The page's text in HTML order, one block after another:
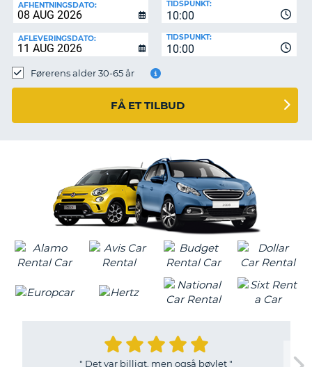
AFHENTNINGSDATO:
10:00
TIDSPUNKT:
AFLEVERINGSDATO:
10:00
TIDSPUNKT:
Førerens alder 30-65 år
FÅ ET TILBUD
" Det var billigt, men også bøvlet "